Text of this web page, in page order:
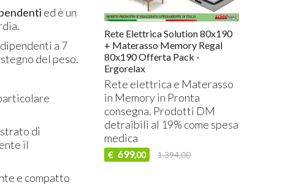
ed è un
a 7
del peso.
di
il
e compatto
Rete Elettrica Solution 80x190
+ Materasso Memory Regal
80x190 Offerta Pack -
Ergorelax
Rete elettrica e Materasso
in Memory in Pronta
consegna. Prodotti DM
detraibili al 19% come spesa
medica
€ 699,00 1.394,00